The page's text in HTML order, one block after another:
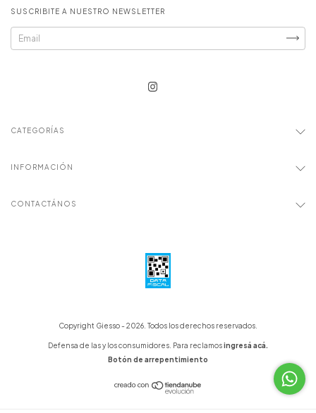
SUSCRIBITE A NUESTRO NEWSLETTER
CATEGORÍAS
INFORMACIÓN
CONTACTÁNOS
Copyright Giesso - 2026. Todos los derechos reservados.
Defensa de las y los consumidores. Para reclamosingresá acá.
Botón de arrepentimiento